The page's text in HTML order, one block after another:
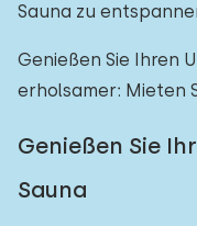
Sauna zu
Genießen Sie Ihren
erholsamer: Mieten
Genießen Sie
Sauna